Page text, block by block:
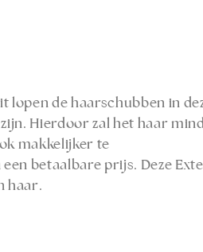
lopen de haarschubben in
Hierdoor zal het haar
makkelijker te
betaalbare prijs. Deze
haar.